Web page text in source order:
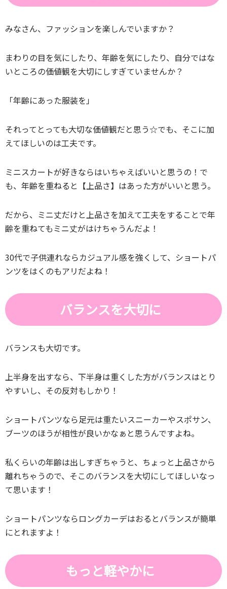
みなさん、ファッションを楽しんでいますか？
まわりの目を気にしたり、年齢を気にしたり、自分ではな
いところの価値観を大切にしすぎていませんか？
「年齢にあった服装を」
それってとっても大切な価値観だと思う☆でも、そこに加
えてほしいのは工夫です。
ミニスカートが好きならはいちゃえばいいと思うの！で
も、年齢を重ねると【上品さ】はあった方がいいと思う。
だから、ミニ丈だけと上品さを加えて工夫をすることで年
齢を重ねてもミニ丈がはけちゃうんだよ！
30代で子供連れならカジュアル感を強くして、ショートパ
ンツをはくのもアリだよね！
バランスを大切に
バランスも大切です。
上半身を出すなら、下半身は重くした方がバランスはとり
やすいし、その反対もしかり！
ショートパンツなら足元は重たいスニーカーやスポサン、
ブーツのほうが相性が良いかなぁと思うんですよね。
私くらいの年齢は出しすぎちゃうと、ちょっと上品さから
離れちゃうので、そこのバランスを大切にしてほしいなっ
て思います！
ショートパンツならロングカーデはおるとバランスが簡単
にとれますよ！
もっと軽やかに